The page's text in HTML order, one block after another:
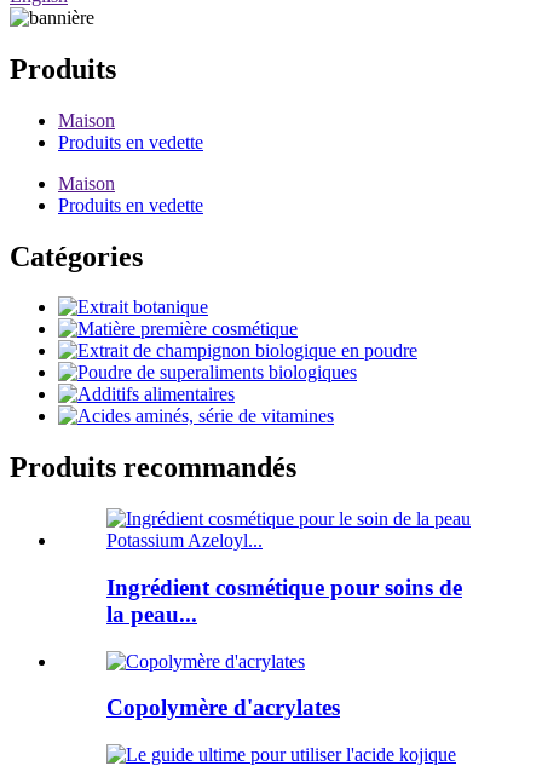
Produits
Maison
Produits en vedette
Maison
Produits en vedette
Catégories
Produits recommandés
Ingrédient cosmétique pour soins de
la peau...
Copolymère d'acrylates